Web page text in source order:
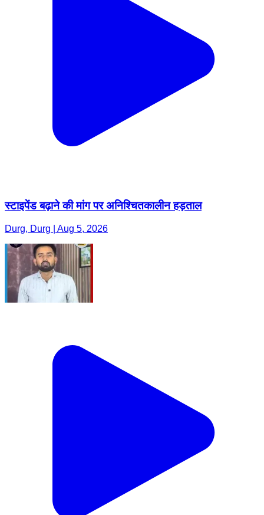
स्टाइपेंड बढ़ाने की मांग पर अनिश्चितकालीन हड़ताल
Durg, Durg | Aug 5, 2026